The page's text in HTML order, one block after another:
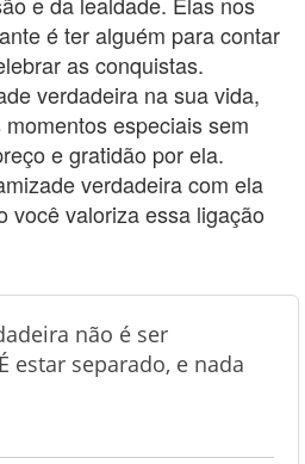
é ter alguém para contar
as conquistas.
verdadeira na sua vida,
especiais sem
e gratidão por ela.
verdadeira com ela
você valoriza essa ligação
não é ser
estar separado, e nada